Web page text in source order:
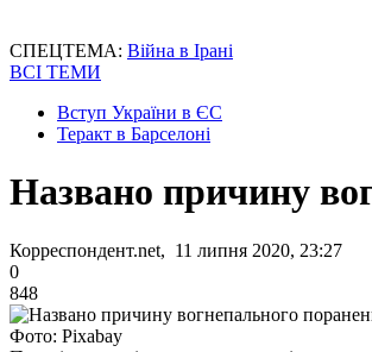
СПЕЦТЕМА: Війна в Ірані
ВСІ ТЕМИ
Вступ України в ЄС
Теракт в Барселоні
Названо причину
Корреспондент.net, 11 липня 2020, 23:27
0
848
Фото: Рixabay